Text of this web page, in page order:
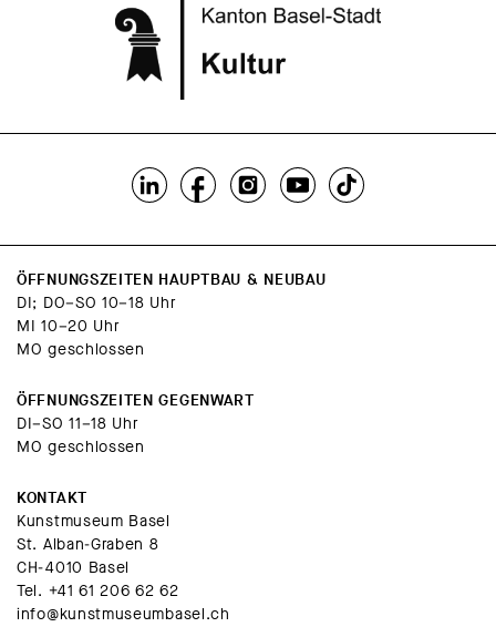
ÖFFNUNGSZEITEN HAUPTBAU & NEUBAU
DI; DO–SO 10–18 Uhr
MI 10–20 Uhr
MO geschlossen
ÖFFNUNGSZEITEN GEGENWART
DI–SO 11–18 Uhr
MO geschlossen
KONTAKT
Kunstmuseum Basel
St. Alban-Graben 8
CH-4010 Basel
Tel. +41 61 206 62 62
info@kunstmuseumbasel.ch